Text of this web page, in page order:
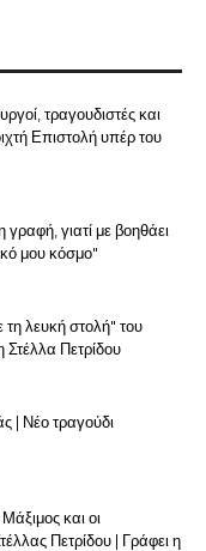
τραγουδιστές και
Επιστολή υπέρ του
γιατί με βοηθάει
μου κόσμο"
τη λευκή στολή" του
Στέλλα Πετρίδου
| Νέο τραγούδι
και οι
Πετρίδου | Γράφει η